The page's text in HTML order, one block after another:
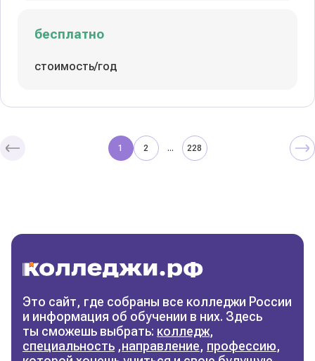
бесплатно
стоимость/год
колледж
Фильтры
Сбросить фильтры
1 2 ... 228
Это сайт, где собраны все колледжи России
и информация об обучении в них. Здесь
ты сможешь выбрать: колледж,
специальность ,направление, профессию,